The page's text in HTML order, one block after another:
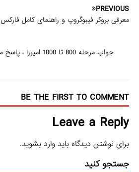
PREVIOUS
معرفی بروکر فیبوگروپ و راهنمای کامل فارکس
BE THE FIRST TO COMMENT
Leave a Reply
برای نوشتن دیدگاه باید وارد بشوید.
جستجو کنید